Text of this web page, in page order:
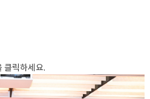
클릭하세요.